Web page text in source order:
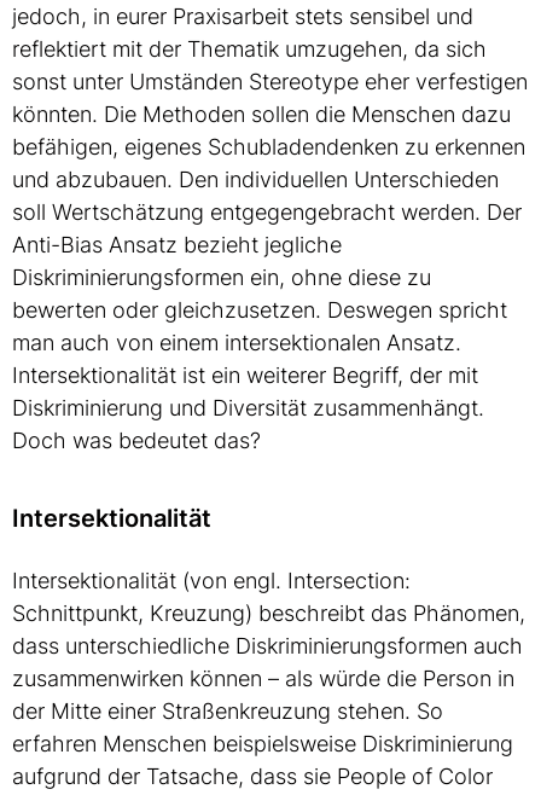
jedoch, in eurer Praxisarbeit stets sensibel und
reflektiert mit der Thematik umzugehen, da sich
sonst unter Umständen Stereotype eher verfestigen
könnten. Die Methoden sollen die Menschen dazu
befähigen, eigenes Schubladendenken zu erkennen
und abzubauen. Den individuellen Unterschieden
soll Wertschätzung entgegengebracht werden. Der
Anti-Bias Ansatz bezieht jegliche
Diskriminierungsformen ein, ohne diese zu
bewerten oder gleichzusetzen. Deswegen spricht
man auch von einem intersektionalen Ansatz.
Intersektionalität ist ein weiterer Begriff, der mit
Diskriminierung und Diversität zusammenhängt.
Doch was bedeutet das?
Intersektionalität
Intersektionalität (von engl. Intersection:
Schnittpunkt, Kreuzung) beschreibt das Phänomen,
dass unterschiedliche Diskriminierungsformen auch
zusammenwirken können – als würde die Person in
der Mitte einer Straßenkreuzung stehen. So
erfahren Menschen beispielsweise Diskriminierung
aufgrund der Tatsache, dass sie People of Color